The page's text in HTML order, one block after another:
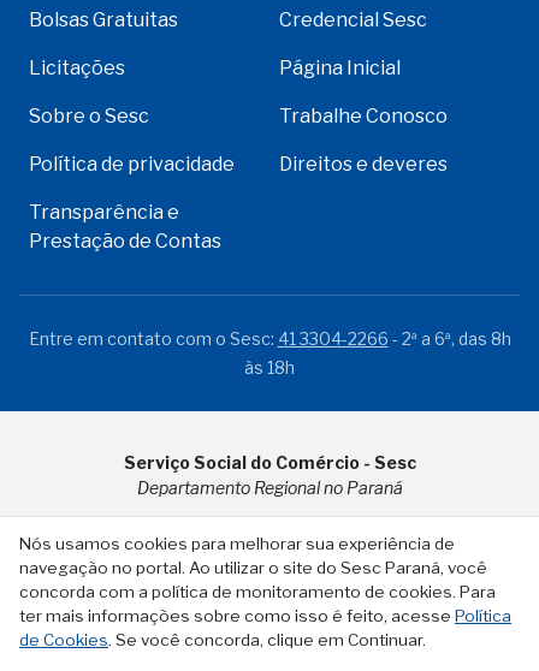
Nós usamos cookies para melhorar sua experiência de
navegação no portal. Ao utilizar o site do Sesc Paraná, você
concorda com a política de monitoramento de cookies. Para
ter mais informações sobre como isso é feito, acesse Política
de Cookies. Se você concorda, clique em Continuar.
Bolsas Gratuitas Credencial Sesc
Licitações Página Inicial
Sobre o Sesc Trabalhe Conosco
Política de privacidade Direitos e deveres
Transparência e
Prestação de Contas
Entre em contato com o Sesc: 41 3304-2266 - 2ª a 6ª, das 8h
às 18h
Serviço Social do Comércio - Sesc
Departamento Regional no Paraná
Rua Visconde do Rio Branco, 931 - CEP 80.410-001 - Curitiba -
PR